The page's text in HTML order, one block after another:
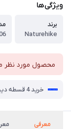
ویژگی‌ها
برند
Naturehike
محصول مورد نظر
خرید 4 قسطه دیجی پی
معرفی